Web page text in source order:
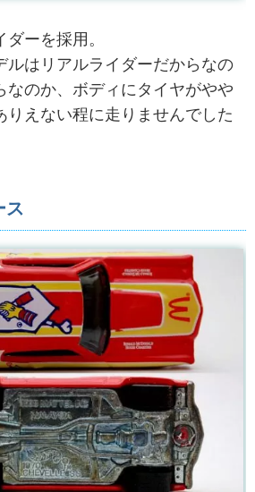
ーを採用。
ルはリアルライダーだからなの
なのか、ボディにタイヤがやや
りえない程に走りませんでした
ス